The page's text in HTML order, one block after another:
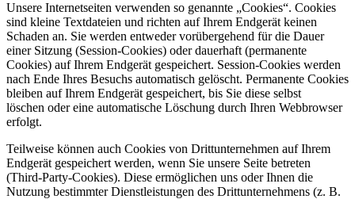
Unsere Internetseiten verwenden so genannte „Cookies“. Cookies
sind kleine Textdateien und richten auf Ihrem Endgerät keinen
Schaden an. Sie werden entweder vorübergehend für die Dauer
einer Sitzung (Session-Cookies) oder dauerhaft (permanente
Cookies) auf Ihrem Endgerät gespeichert. Session-Cookies werden
nach Ende Ihres Besuchs automatisch gelöscht. Permanente Cookies
bleiben auf Ihrem Endgerät gespeichert, bis Sie diese selbst
löschen oder eine automatische Löschung durch Ihren Webbrowser
erfolgt.
Teilweise können auch Cookies von Drittunternehmen auf Ihrem
Endgerät gespeichert werden, wenn Sie unsere Seite betreten
(Third-Party-Cookies). Diese ermöglichen uns oder Ihnen die
Nutzung bestimmter Dienstleistungen des Drittunternehmens (z. B.